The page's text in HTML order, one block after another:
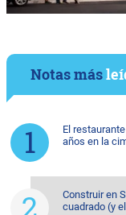
Notas más
El
años en la
Construir en
cuadrado (y